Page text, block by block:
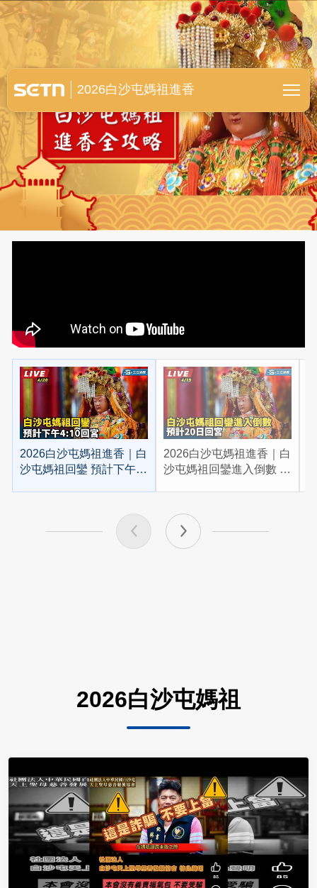
白沙屯媽祖進香全紀錄
2026白沙屯媽祖進香
2026白沙屯媽祖進香｜白
沙屯媽祖回鑾 預計下午
2026白沙屯媽祖進香｜白
沙屯媽祖回鑾進入倒數 預
2026白沙屯媽祖